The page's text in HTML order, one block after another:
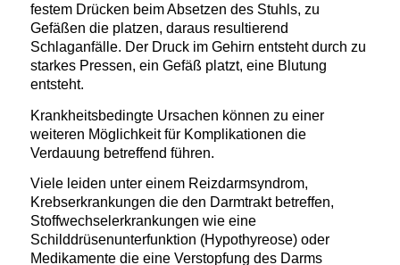
festem Drücken beim Absetzen des Stuhls, zu
Gefäßen die platzen, daraus resultierend
Schlaganfälle. Der Druck im Gehirn entsteht durch zu
starkes Pressen, ein Gefäß platzt, eine Blutung
entsteht.
Krankheitsbedingte Ursachen können zu einer
weiteren Möglichkeit für Komplikationen die
Verdauung betreffend führen.
Viele leiden unter einem Reizdarmsyndrom,
Krebserkrankungen die den Darmtrakt betreffen,
Stoffwechselerkrankungen wie eine
Schilddrüsenunterfunktion (Hypothyreose) oder
Medikamente die eine Verstopfung des Darms